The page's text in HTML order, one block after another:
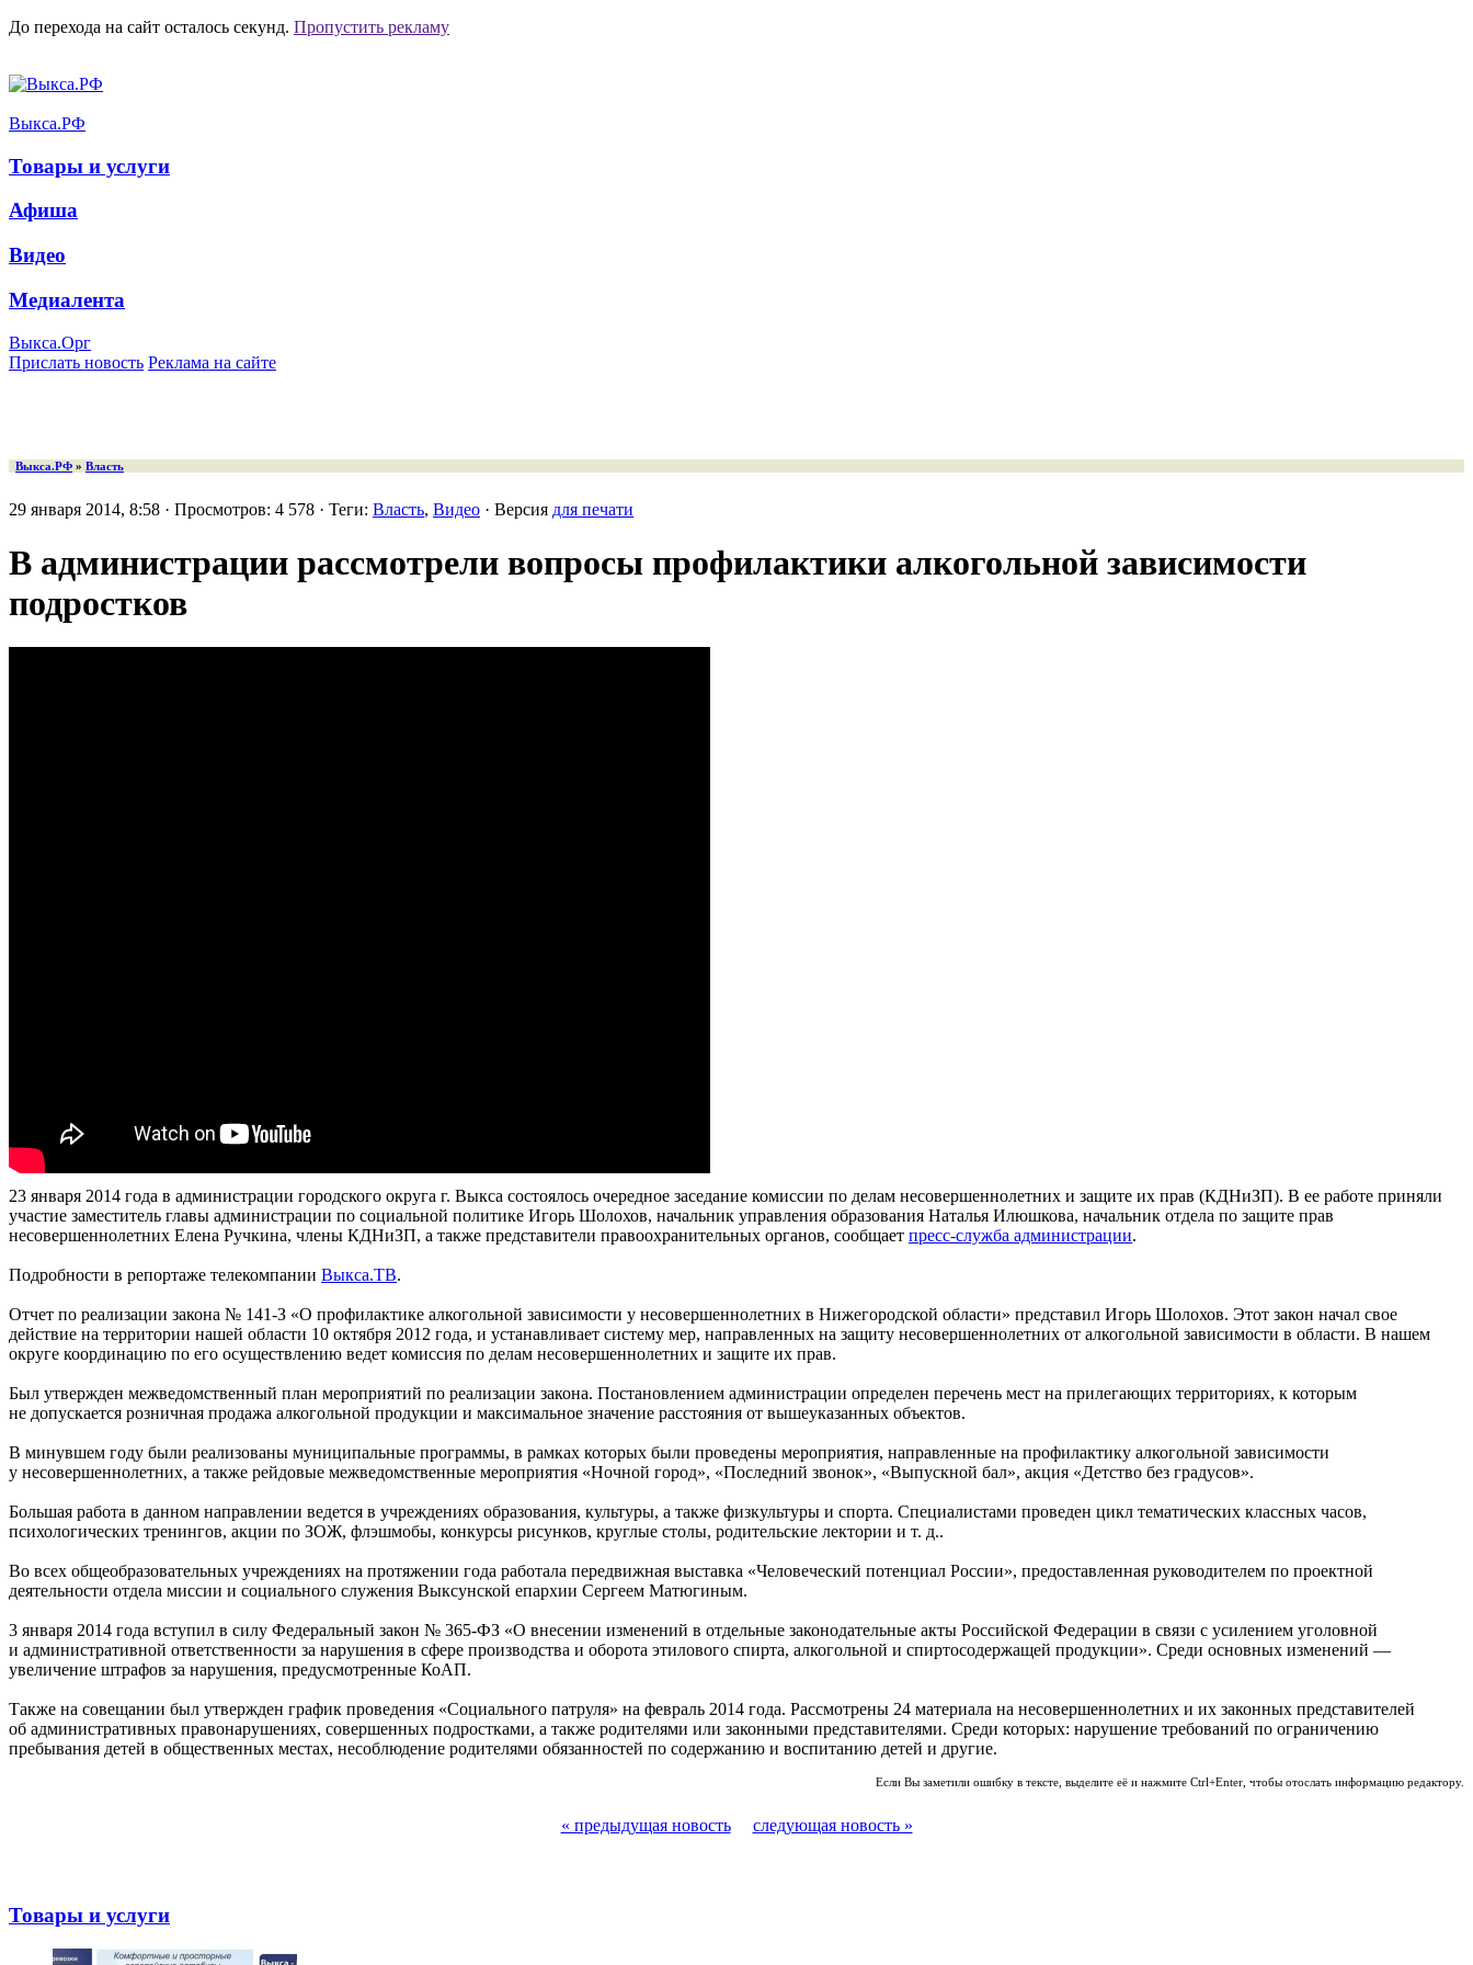
До перехода на сайт осталось секунд. Пропустить рекламу
Выкса.РФ
Товары и услуги
Афиша
Видео
Медиалента
Выкса.Орг
Прислать новость Реклама на сайте
Выкса.РФ » Власть
29 января 2014, 8:58 · Просмотров: 4 578 · Теги: Власть, Видео · Версия для печати
В администрации рассмотрели вопросы профилактики алкогольной зависимости
подростков
23 января 2014 года в администрации городского округа г. Выкса состоялось очередное заседание комиссии по делам несовершеннолетних и защите их прав (КДНиЗП). В ее работе приняли
участие заместитель главы администрации по социальной политике Игорь Шолохов, начальник управления образования Наталья Илюшкова, начальник отдела по защите прав
несовершеннолетних Елена Ручкина, члены КДНиЗП, а также представители правоохранительных органов, сообщает пресс-служба администрации.
Подробности в репортаже телекомпании Выкса.ТВ.
Отчет по реализации закона № 141-З «О профилактике алкогольной зависимости у несовершеннолетних в Нижегородской области» представил Игорь Шолохов. Этот закон начал свое
действие на территории нашей области 10 октября 2012 года, и устанавливает систему мер, направленных на защиту несовершеннолетних от алкогольной зависимости в области. В нашем
округе координацию по его осуществлению ведет комиссия по делам несовершеннолетних и защите их прав.
Был утвержден межведомственный план мероприятий по реализации закона. Постановлением администрации определен перечень мест на прилегающих территориях, к которым
не допускается розничная продажа алкогольной продукции и максимальное значение расстояния от вышеуказанных объектов.
В минувшем году были реализованы муниципальные программы, в рамках которых были проведены мероприятия, направленные на профилактику алкогольной зависимости
у несовершеннолетних, а также рейдовые межведомственные мероприятия «Ночной город», «Последний звонок», «Выпускной бал», акция «Детство без градусов».
Большая работа в данном направлении ведется в учреждениях образования, культуры, а также физкультуры и спорта. Специалистами проведен цикл тематических классных часов,
психологических тренингов, акции по ЗОЖ, флэшмобы, конкурсы рисунков, круглые столы, родительские лектории и т. д..
Во всех общеобразовательных учреждениях на протяжении года работала передвижная выставка «Человеческий потенциал России», предоставленная руководителем по проектной
деятельности отдела миссии и социального служения Выксунской епархии Сергеем Матюгиным.
3 января 2014 года вступил в силу Федеральный закон № 365-ФЗ «О внесении изменений в отдельные законодательные акты Российской Федерации в связи с усилением уголовной
и административной ответственности за нарушения в сфере производства и оборота этилового спирта, алкогольной и спиртосодержащей продукции». Среди основных изменений —
увеличение штрафов за нарушения, предусмотренные КоАП.
Также на совещании был утвержден график проведения «Социального патруля» на февраль 2014 года. Рассмотрены 24 материала на несовершеннолетних и их законных представителей
об административных правонарушениях, совершенных подростками, а также родителями или законными представителями. Среди которых: нарушение требований по ограничению
пребывания детей в общественных местах, несоблюдение родителями обязанностей по содержанию и воспитанию детей и другие.
Если Вы заметили ошибку в тексте, выделите её и нажмите Ctrl+Enter, чтобы отослать информацию редактору.
« предыдущая новость следующая новость »
Товары и услуги